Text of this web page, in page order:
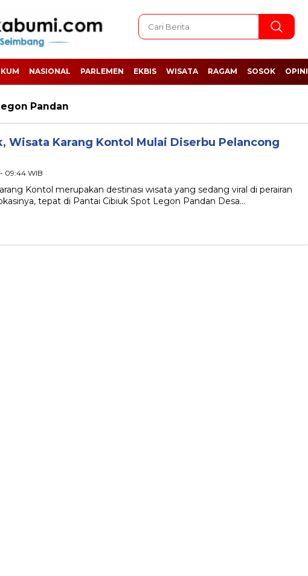
NASIONAL PARLEMEN EKBIS WISATA RAGAM SOSOK OPINI
Pandan
Wisata Karang Kontol Mulai Diserbu Pelancong
09:44 WIB
Kontol merupakan destinasi wisata yang sedang viral di perairan
tepat di Pantai Cibiuk Spot Legon Pandan Desa…